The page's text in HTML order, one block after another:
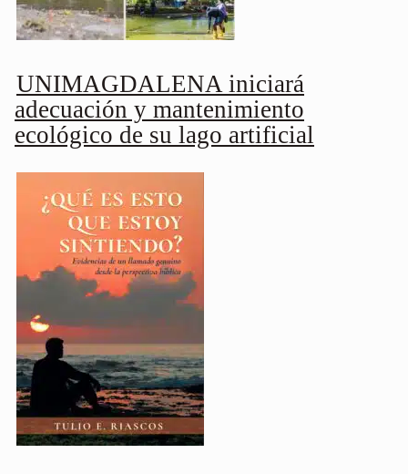
UNIMAGDALENA iniciará
adecuación y mantenimiento
ecológico de su lago artificial